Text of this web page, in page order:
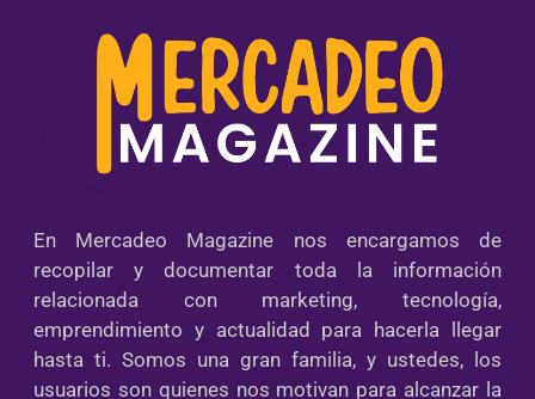
En Mercadeo Magazine nos encargamos de
recopilar y documentar toda la información
relacionada con marketing, tecnología,
emprendimiento y actualidad para hacerla llegar
hasta ti. Somos una gran familia, y ustedes, los
usuarios son quienes nos motivan para alcanzar la